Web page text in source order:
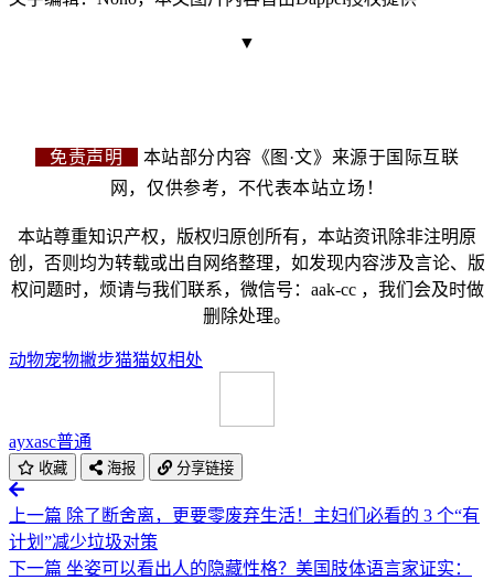
▼
免责声明
本站部分内容《图·文》来源于国际互联
网，仅供参考，不代表本站立场！
本站尊重知识产权，版权归原创所有，本站资讯除非注明原
创，否则均为转载或出自网络整理，如发现内容涉及言论、版
权问题时，烦请与我们联系，微信号：aak-cc ，我们会及时做
删除处理。
动物宠物撇步猫猫奴相处
ayxasc普通
收藏 海报 分享链接
上一篇 除了断舍离，更要零废弃生活！主妇们必看的 3 个“有
计划”减少垃圾对策
下一篇 坐姿可以看出人的隐藏性格？美国肢体语言家证实：